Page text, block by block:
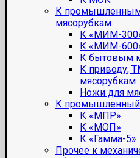
К
мясорубкам
К «МИМ-
К «МИМ-
К бытовым
К приводу,
мясорубкам
Ножи для
К
К «МПР»
К «МОП»
К «Гамма-5»
Прочее к